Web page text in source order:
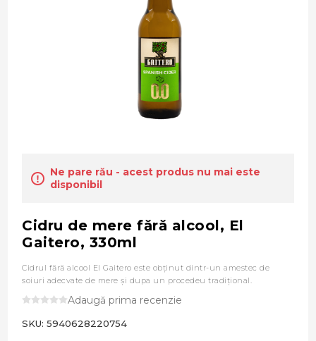
Ne pare rău - acest produs nu mai este
disponibil
Cidru de mere fără alcool, El
Gaitero, 330ml
Cidrul fără alcool El Gaitero este obţinut dintr-un amestec de
soiuri adecvate de mere şi dupa un procedeu tradiţional.
Adaugă prima recenzie
SKU: 5940628220754